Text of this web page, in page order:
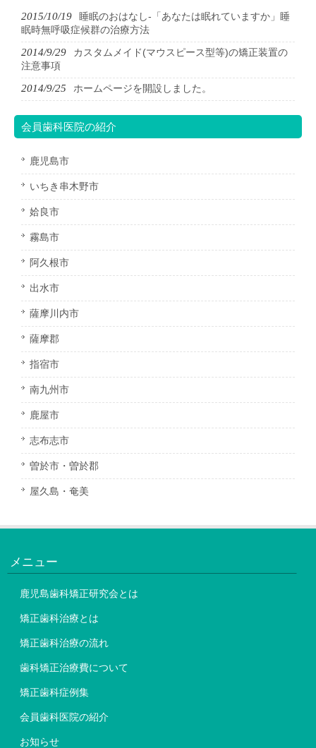
2015/10/19
睡眠のおはなし-「あなたは眠れていますか」睡
眠時無呼吸症候群の治療方法
2014/9/29
カスタムメイド(マウスピース型等)の矯正装置の
注意事項
2014/9/25 ホームページを開設しました。
会員歯科医院の紹介
鹿児島市
いちき串木野市
姶良市
霧島市
阿久根市
出水市
薩摩川内市
薩摩郡
指宿市
南九州市
鹿屋市
志布志市
曽於市・曽於郡
屋久島・奄美
メニュー
鹿児島歯科矯正研究会とは
矯正歯科治療とは
矯正歯科治療の流れ
歯科矯正治療費について
矯正歯科症例集
会員歯科医院の紹介
お知らせ